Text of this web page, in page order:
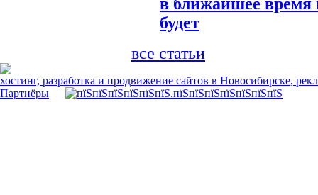
будет
все статьи
хостинг, разработка и продвижение сайтов в Новосибирске,
Партнёры